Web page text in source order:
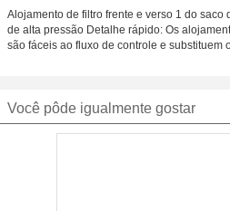
Alojamento de filtro frente e verso 1 do saco
de alta pressão Detalhe rápido: Os
são fáceis ao fluxo de controle e substituem
Você pôde igualmente gostar